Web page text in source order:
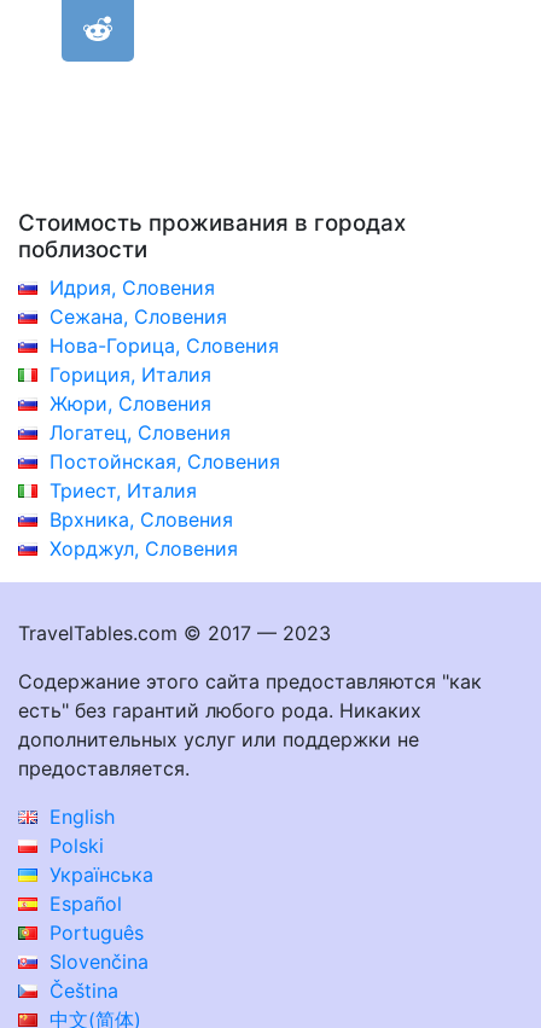
Стоимость проживания в городах
поблизости
Идрия, Словения
Сежана, Словения
Нова-Горица, Словения
Гориция, Италия
Жюри, Словения
Логатец, Словения
Постойнская, Словения
Триест, Италия
Врхника, Словения
Хорджул, Словения
TravelTables.com © 2017 — 2023
Содержание этого сайта предоставляются "как
есть" без гарантий любого рода. Никаких
дополнительных услуг или поддержки не
предоставляется.
English
Polski
Українська
Español
Português
Slovenčina
Čeština
中文(简体)